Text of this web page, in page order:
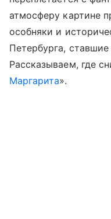
атмосферу картине
особняки и
Петербурга,
Рассказываем, где
Маргарита».